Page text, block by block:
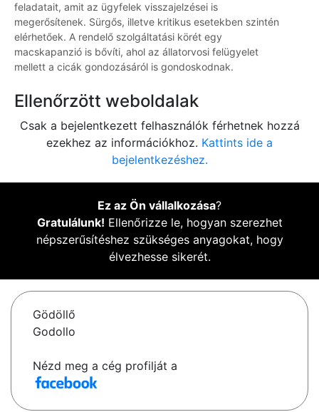
feladatait, amit az ügyfelek visszajelzései is
megerősítenek. Sürgős, illetve kritikus esetekben szintén
elérhetőek. A rendelő szolgáltatási körét egy
macskapanzió is bővíti, ahol az állatorvosi felügyelet
mellett a cicák gondozásáról is gondoskodnak.
Ellenőrzött weboldalak
Csak a bejelentkezett felhasználók férhetnek hozzá
ezekhez az információkhoz. Kattints ide a
bejelentkezéshez.
Ez az Ön vállalkozása?
Gratulálunk! Ellenőrizze le, hogyan szerezhet
népszerűsítéshez szükséges anyagokat, hogy
élvezhesse sikerét.
Gödöllő
Godollo
Nézd meg a cég profilját a